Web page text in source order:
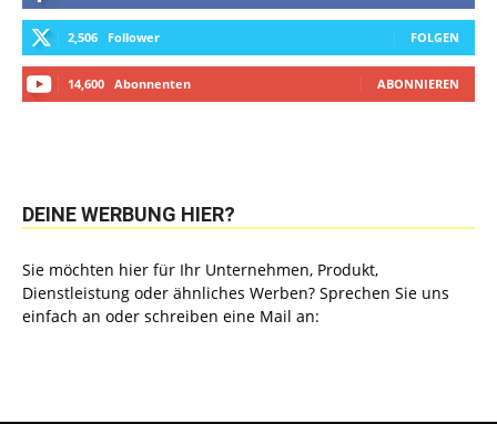
2,506 Follower FOLGEN
14,600 Abonnenten ABONNIEREN
DEINE WERBUNG HIER?
Sie möchten hier für Ihr Unternehmen, Produkt,
Dienstleistung oder ähnliches Werben? Sprechen Sie uns
einfach an oder schreiben eine Mail an: